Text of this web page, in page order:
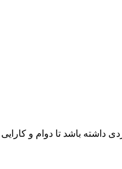
داشته باشد تا دوام و